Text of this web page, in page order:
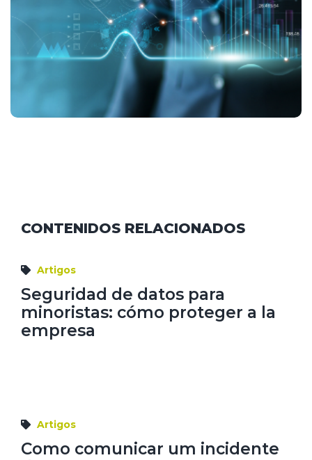
CONTENIDOS RELACIONADOS
Artigos
Seguridad de datos para
minoristas: cómo proteger a la
empresa
Artigos
Como comunicar um incidente